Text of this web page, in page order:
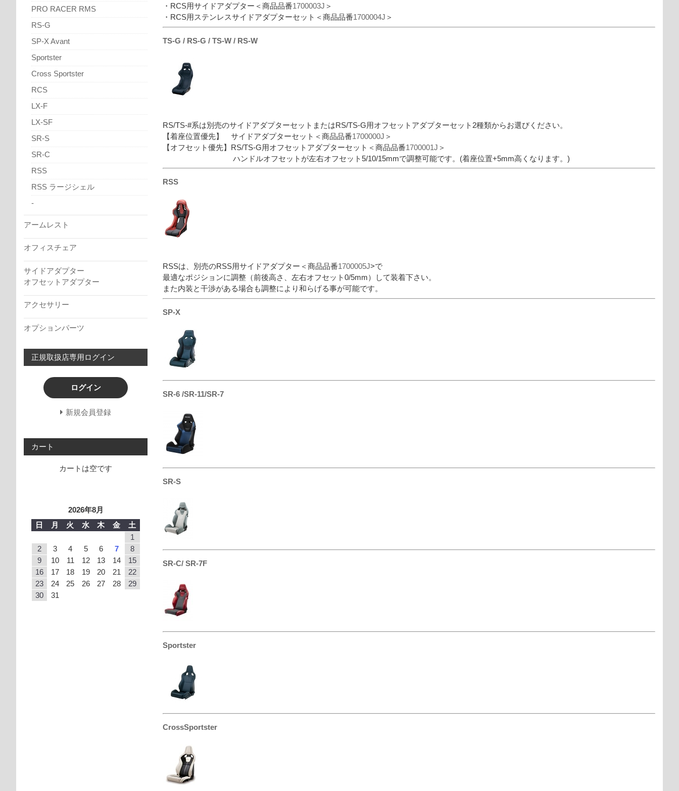
・RCS用サイドアダプター＜商品品番1700003J ＞
・RCS用ステンレスサイドアダプターセット＜商品品番1700004J ＞
TS-G / RS-G / TS-W / RS-W
RS/TS-#系は別売のサイドアダプターセットまたはRS/TS-G用オフセットアダプターセット2種類からお選びください。
【着座位置優先】 サイドアダプターセット＜商品品番1700000J ＞
【オフセット優先】RS/TS-G用オフセットアダプターセット＜商品品番1700001J ＞
ハンドルオフセットが左右オフセット5/10/15mmで調整可能です。(着座位置+5mm高くなります。)
RSS
RSSは、別売のRSS用サイドアダプター＜商品品番1700005J>で
最適なポジションに調整（前後高さ、左右オフセット0/5mm）して装着下さい。
また内装と干渉がある場合も調整により和らげる事が可能です。
SP-X
SR-6 /SR-11/SR-7
SR-S
SR-C/ SR-7F
Sportster
CrossSportster
PRO RACER RMS
RS-G
SP-X Avant
Sportster
Cross Sportster
RCS
LX-F
LX-SF
SR-S
SR-C
RSS
RSS ラージシェル
-
アームレスト
オフィスチェア
サイドアダプター
オフセットアダプター
アクセサリー
オプションパーツ
正規取扱店専用ログイン
ログイン
新規会員登録
カート
カートは空です
2026年8月
日
月 火 水 木 金
土
1
2
3 4 5 6 7
8
9
10 11 12 13 14
15
16
17 18 19 20 21
22
23
24 25 26 27 28
29
30
31